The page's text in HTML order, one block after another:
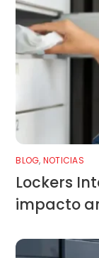
BLOG, NOTICIAS
Lockers
impacto